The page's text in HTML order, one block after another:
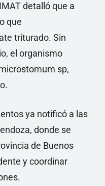
detalló que a
que
triturado. Sin
el organismo
sp,
ya notificó a las
donde se
de Buenos
y coordinar